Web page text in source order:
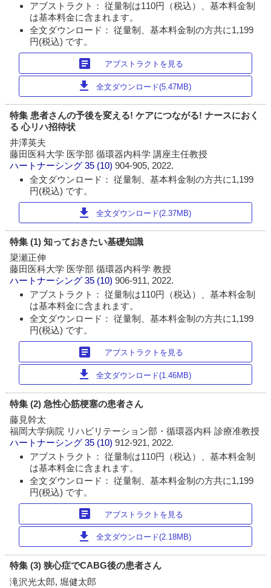
アブストラクト： 従量制は110円（税込）、基本料金制
は基本料金に含まれます。
全文ダウンロード： 従量制、基本料金制の方共に1,199
円(税込) です。
article アブストラクトを見る
download 全文ダウンロード(5.47MB)
特集 患者さんの予後を変える! ケアにつながる! ナースにおく
る 心リハ招待状
井澤英夫
藤田医科大学 医学部 循環器内科学 講座主任教授
ハートナーシング 35 (10)904-905, 2022.
全文ダウンロード： 従量制、基本料金制の方共に1,199
円(税込) です。
download 全文ダウンロード(2.37MB)
特集 (1) 知っておきたい基礎知識
簗瀬正伸
藤田医科大学 医学部 循環器内科学 教授
ハートナーシング 35 (10)906-911, 2022.
アブストラクト： 従量制は110円（税込）、基本料金制
は基本料金に含まれます。
全文ダウンロード： 従量制、基本料金制の方共に1,199
円(税込) です。
article アブストラクトを見る
download 全文ダウンロード(1.46MB)
特集 (2) 急性心筋梗塞の患者さん
藤見幹太
福岡大学病院 リハビリテーション部・循環器内科 診療准教授
ハートナーシング 35 (10)912-921, 2022.
アブストラクト： 従量制は110円（税込）、基本料金制
は基本料金に含まれます。
全文ダウンロード： 従量制、基本料金制の方共に1,199
円(税込) です。
article アブストラクトを見る
download 全文ダウンロード(2.18MB)
特集 (3) 狭心症でCABG後の患者さん
滝沢光太郎, 堀健太郎